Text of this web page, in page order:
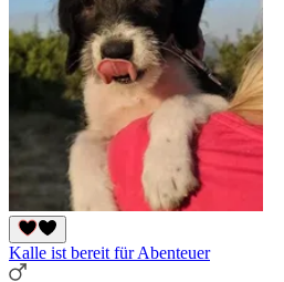
Kalle ist bereit für Abenteuer